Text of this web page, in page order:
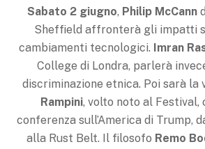
Sabato 2 giugno, Philip McCann
Sheffield affronterà gli impatti
cambiamenti tecnologici. Imran
College di Londra, parlerà
discriminazione etnica. Poi sarà la
Rampini, volto noto al Festival,
conferenza sull’America di Trump,
alla Rust Belt. Il filosofo Remo